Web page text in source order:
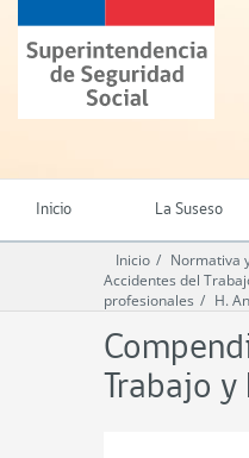
contenido
principal
Superintendencia
de
Seguridad
(SUSESO)
Chile
Inicio La Suseso
Inicio Normativa
Accidentes del
profesionales
H.
Trabajo